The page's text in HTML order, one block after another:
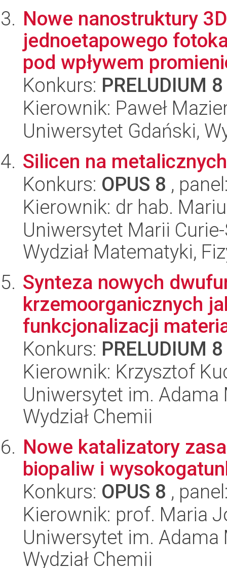
Nowe nanostruktury
jednoetapowego
pod wpływem
Konkurs: PRELUDIUM 8
Kierownik: Paweł
Uniwersytet Gdański,
Silicen na
Konkurs: OPUS 8 ,
Kierownik: dr hab.
Uniwersytet Marii
Wydział Matematyki,
Synteza nowych
krzemoorganicznych
funkcjonalizacji
Konkurs: PRELUDIUM 8
Kierownik: Krzysztof
Uniwersytet im.
Wydział Chemii
Nowe katalizatory
biopaliw i
Konkurs: OPUS 8 ,
Kierownik: prof. Maria
Uniwersytet im.
Wydział Chemii